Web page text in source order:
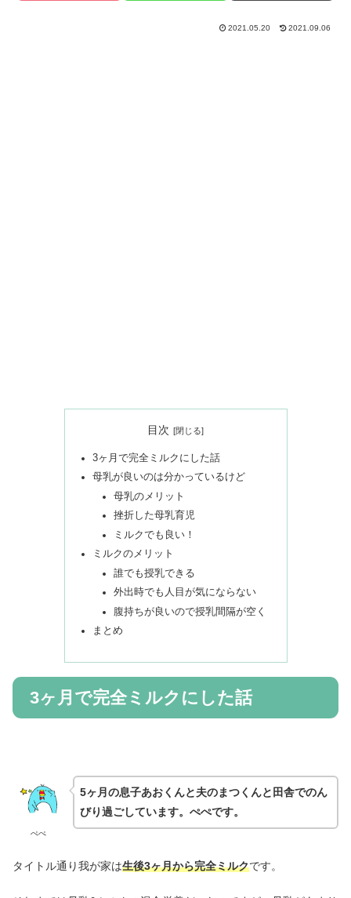
2021.05.20 2021.09.06
目次
3ヶ月で完全ミルクにした話
母乳が良いのは分かっているけど
母乳のメリット
挫折した母乳育児
ミルクでも良い！
ミルクのメリット
誰でも授乳できる
外出時でも人目が気にならない
腹持ちが良いので授乳間隔が空く
まとめ
3ヶ月で完全ミルクにした話
ぺぺ
5ヶ月の息子あおくんと夫のまつくんと田舎でのん
びり過ごしています。ぺぺです。
タイトル通り我が家は生後3ヶ月から完全ミルクです。